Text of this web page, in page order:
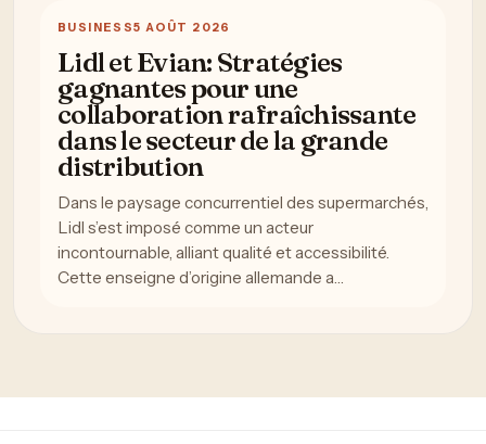
BUSINESS5 AOÛT 2026
Lidl et Evian: Stratégies
gagnantes pour une
collaboration rafraîchissante
dans le secteur de la grande
distribution
Dans le paysage concurrentiel des supermarchés,
Lidl s’est imposé comme un acteur
incontournable, alliant qualité et accessibilité.
Cette enseigne d’origine allemande a…